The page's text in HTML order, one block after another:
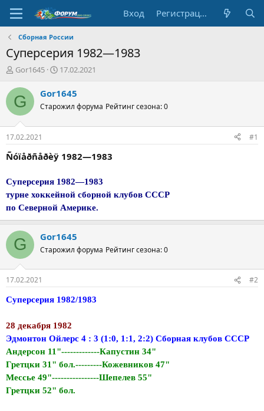
Вход Регистрация
Сборная России
Суперсерия 1982—1983
А
т
о
т
е
м
ы
Gor1645
Д
т
н
а
л
17.02.2021
G Gor1645
Старожил форума Рейтинг сезона: 0
17.02.2021 #1
Ñóïåðñåðèÿ 1982—1983
Суперсерия 1982—1983
турне хоккейной сборной клубов СССР
по Северной Америке.
G Gor1645
Старожил форума Рейтинг сезона: 0
17.02.2021 #2
Суперсерия 1982/1983
28 декабря 1982
Эдмонтон Ойлерс 4 : 3 (1:0, 1:1, 2:2) Сборная клубов СССР
Андерсон 11"-------------Капустин 34"
Гретцки 31" бол.---------Кожевников 47"
Мессье 49"----------------Шепелев 55"
Гретцки 52" бол.